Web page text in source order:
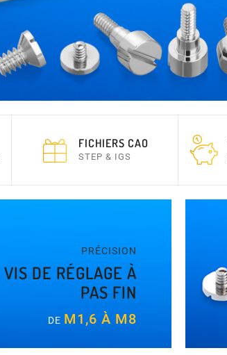
FICHIERS CAO
STEP & IGS
PRÉCISION
VIS DE RÉGLAGE À
PAS FIN
DE M1,6 À M8